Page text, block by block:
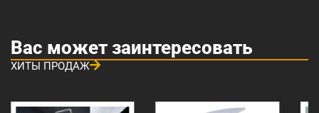
Вас может заинтересовать
ХИТЫ ПРОДАЖ